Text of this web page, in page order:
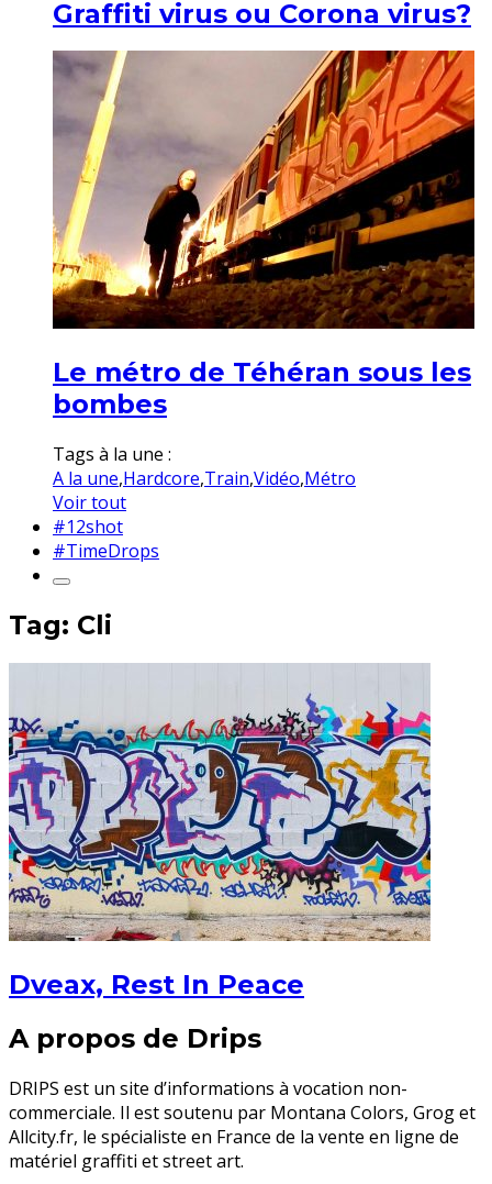
Graffiti virus ou Corona virus?
Le métro de Téhéran sous les
bombes
Tags à la une :
A la une,Hardcore,Train,Vidéo,Métro
Voir tout
#12shot
#TimeDrops
Tag: Cli
Dveax, Rest In Peace
A propos de Drips
DRIPS est un site d’informations à vocation non-
commerciale. Il est soutenu par Montana Colors, Grog et
Allcity.fr, le spécialiste en France de la vente en ligne de
matériel graffiti et street art.